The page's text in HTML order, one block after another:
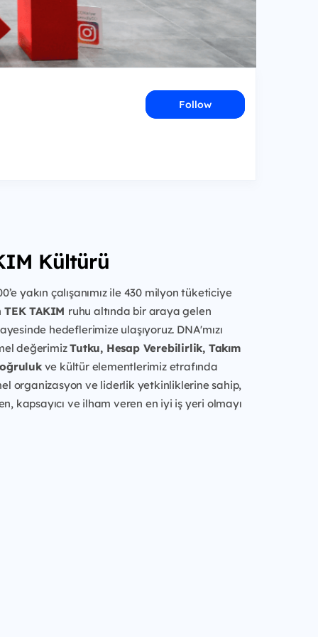
Follow
Kültürü
yakın çalışanımız ile 430 milyon tüketiciye
TEK TAKIM ruhu altında bir araya gelen
hedeflerimize ulaşıyoruz. DNA'mızı
değerimizTutku, Hesap Verebilirlik, Takım
ve kültür elementlerimiz etrafında
organizasyon ve liderlik yetkinliklerine sahip,
kapsayıcı ve ilham veren en iyi iş yeri olmayı